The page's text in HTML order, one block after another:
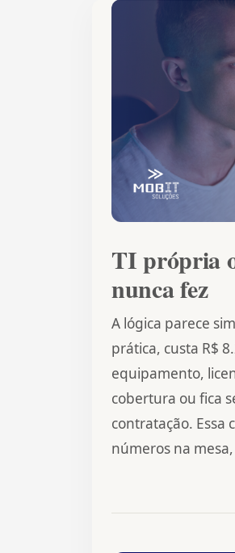
TI própria
nunca fez
A lógica parece
prática, custa R$
equipamento,
cobertura ou fica
contratação. Essa
números na